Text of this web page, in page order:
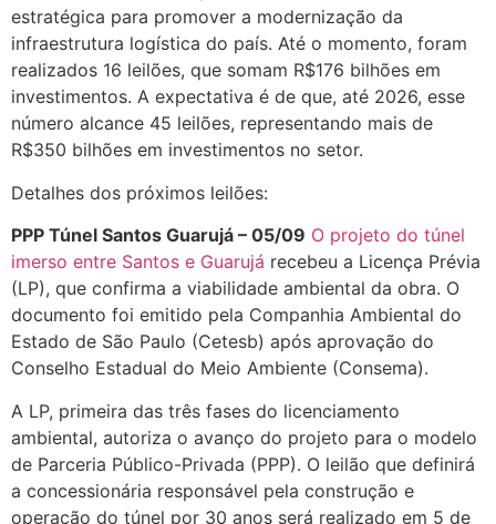
estratégica para promover a modernização da
infraestrutura logística do país. Até o momento, foram
realizados 16 leilões, que somam R$176 bilhões em
investimentos. A expectativa é de que, até 2026, esse
número alcance 45 leilões, representando mais de
R$350 bilhões em investimentos no setor.
Detalhes dos próximos leilões:
PPP Túnel Santos Guarujá – 05/09 O projeto do túnel
imerso entre Santos e Guarujá recebeu a Licença Prévia
(LP), que confirma a viabilidade ambiental da obra. O
documento foi emitido pela Companhia Ambiental do
Estado de São Paulo (Cetesb) após aprovação do
Conselho Estadual do Meio Ambiente (Consema).
A LP, primeira das três fases do licenciamento
ambiental, autoriza o avanço do projeto para o modelo
de Parceria Público-Privada (PPP). O leilão que definirá
a concessionária responsável pela construção e
operação do túnel por 30 anos será realizado em 5 de